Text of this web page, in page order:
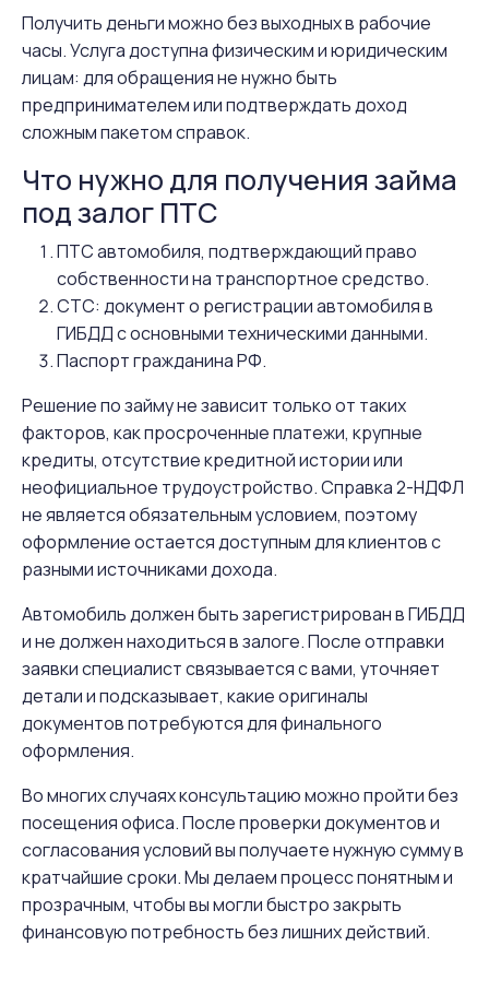
Получить деньги можно без выходных в рабочие
часы. Услуга доступна физическим и юридическим
лицам: для обращения не нужно быть
предпринимателем или подтверждать доход
сложным пакетом справок.
Что нужно для получения займа
под залог ПТС
ПТС автомобиля, подтверждающий право
собственности на транспортное средство.
СТС: документ о регистрации автомобиля в
ГИБДД с основными техническими данными.
Паспорт гражданина РФ.
Решение по займу не зависит только от таких
факторов, как просроченные платежи, крупные
кредиты, отсутствие кредитной истории или
неофициальное трудоустройство. Справка 2-НДФЛ
не является обязательным условием, поэтому
оформление остается доступным для клиентов с
разными источниками дохода.
Автомобиль должен быть зарегистрирован в ГИБДД
и не должен находиться в залоге. После отправки
заявки специалист связывается с вами, уточняет
детали и подсказывает, какие оригиналы
документов потребуются для финального
оформления.
Во многих случаях консультацию можно пройти без
посещения офиса. После проверки документов и
согласования условий вы получаете нужную сумму в
кратчайшие сроки. Мы делаем процесс понятным и
прозрачным, чтобы вы могли быстро закрыть
финансовую потребность без лишних действий.